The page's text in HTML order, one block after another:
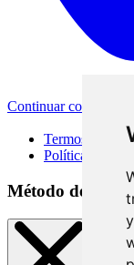
Continuar com a
Termos de Uso
Política de
Método de acesso